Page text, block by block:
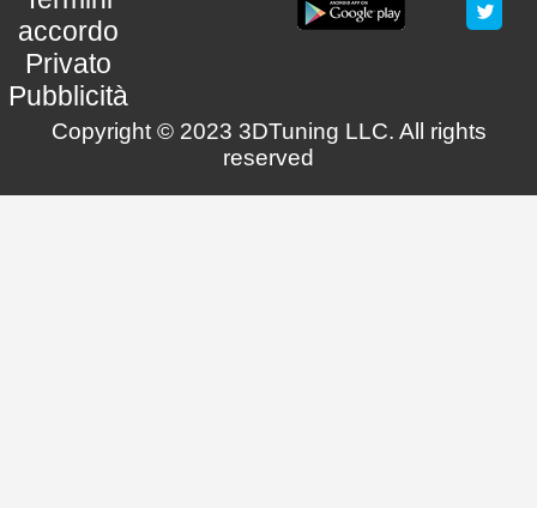
accordo
Privato
Pubblicità
Copyright © 2023 3DTuning LLC. All rights
reserved